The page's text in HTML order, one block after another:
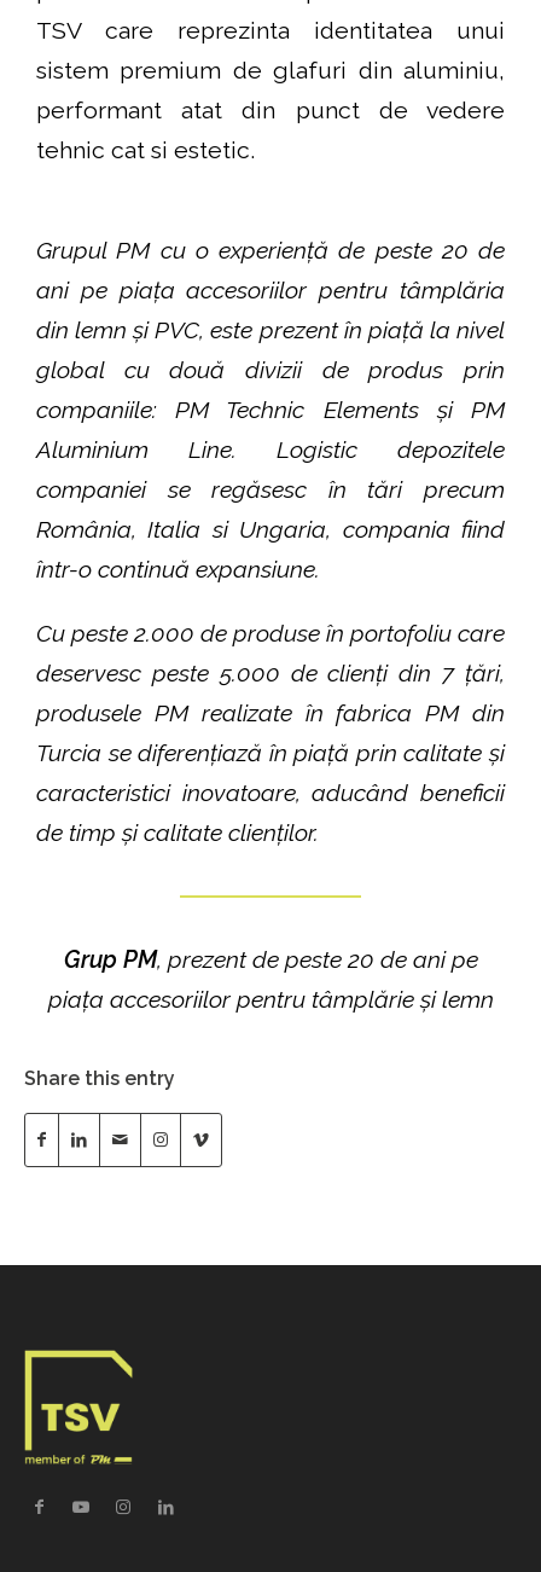
TSV care reprezinta identitatea unui
sistem premium de glafuri din aluminiu,
performant atat din punct de vedere
tehnic cat si estetic.
Grupul PM cu o experiență de peste 20 de
ani pe piața accesoriilor pentru tâmplăria
din lemn și PVC, este prezent în piață la nivel
global cu două divizii de produs prin
companiile: PM Technic Elements și PM
Aluminium Line. Logistic depozitele
companiei se regăsesc în tări precum
România, Italia si Ungaria, compania fiind
într-o continuă expansiune.
Cu peste 2.000 de produse în portofoliu care
deservesc peste 5.000 de clienți din 7 țări,
produsele PM realizate în fabrica PM din
Turcia se diferențiază în piață prin calitate și
caracteristici inovatoare, aducând beneficii
de timp și calitate clienților.
Grup PM, prezent de peste 20 de ani pe
piața accesoriilor pentru tâmplărie și lemn
Share this entry